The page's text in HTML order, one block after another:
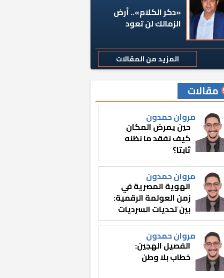
«دكر الكلام».. أرض
الزمالك لن تعود
المزيد من المقالات
مقالات
مروان حمدون
حين يمرض المكان
كيف نفقد ما نظنه
ثابتًا؟
مروان حمدون
الهوية المصرية في
زمن العولمة الرقمية:
بين تحديات السرديات
وصناعة الوعي
مروان حمدون
الفصيل الهجين:
خطاب بلا وطن